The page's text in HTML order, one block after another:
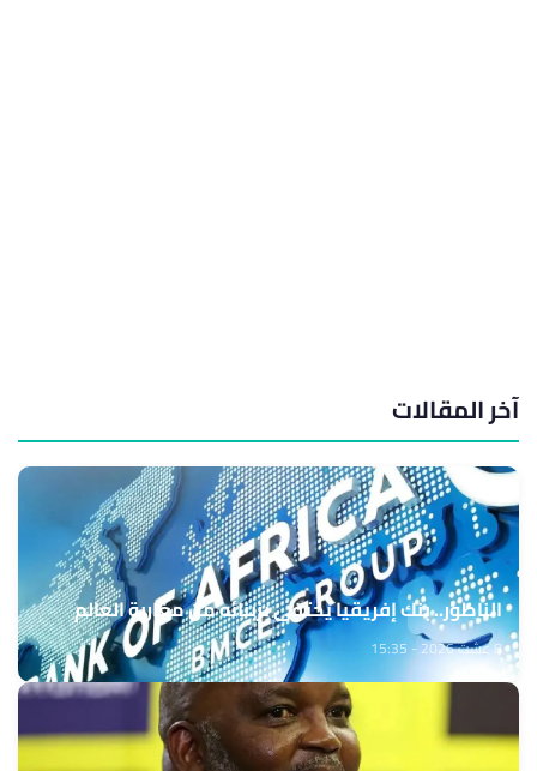
آخر المقالات
الناظور.. بنك إفريقيا يحتفي بزبنائه من مغاربة العالم
8 غشت 2026 - 15:35